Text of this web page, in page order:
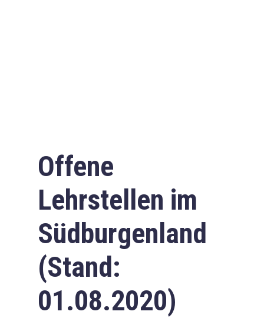
Offene
Lehrstellen im
Südburgenland
(Stand:
01.08.2020)